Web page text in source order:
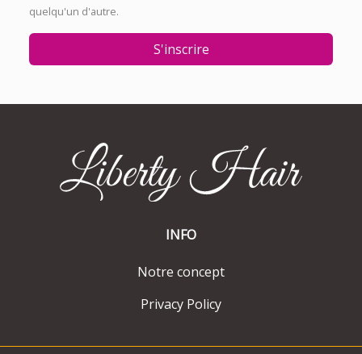
quelqu'un d'autre.
S'inscrire
INFO
Notre concept
Privacy Policy